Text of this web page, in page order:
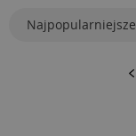
Najpopularniejsze